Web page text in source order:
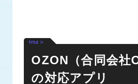
OZON（合同会社
の対応アプリ